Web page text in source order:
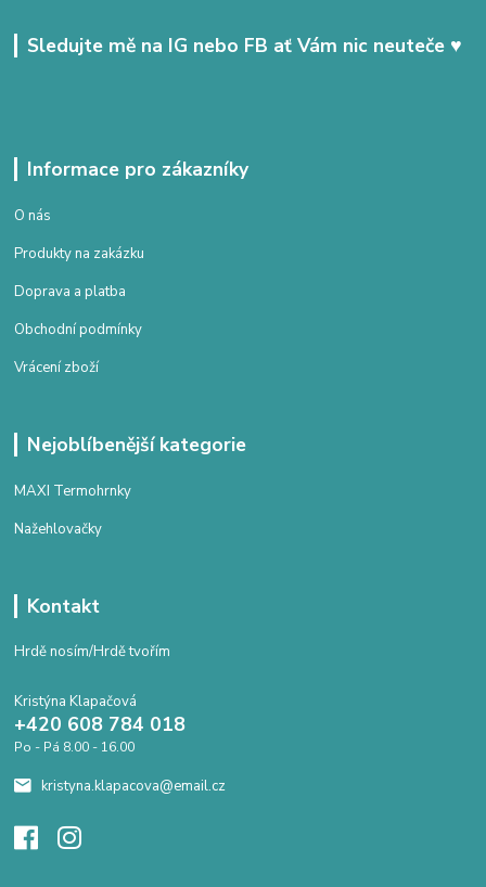
Sledujte mě na IG nebo FB ať Vám nic neuteče ♥
Informace pro zákazníky
O nás
Produkty na zakázku
Doprava a platba
Obchodní podmínky
Vrácení zboží
Nejoblíbenější kategorie
MAXI Termohrnky
Nažehlovačky
Kontakt
Hrdě nosím/Hrdě tvořím
Kristýna Klapačová
+420 608 784 018
Po - Pá 8.00 - 16.00
kristyna.klapacova@email.cz